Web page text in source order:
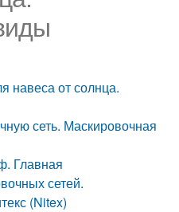
навеса от солнца.
сеть. Маскировочная
Главная
сетей.
(Nitex)